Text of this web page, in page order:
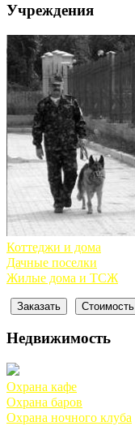
Учреждения
Коттеджи и дома
Дачные поселки
Жилые дома и ТСЖ
Заказать Cтоимость
Недвижимость
Охрана кафе
Охрана баров
Охрана ночного клуба